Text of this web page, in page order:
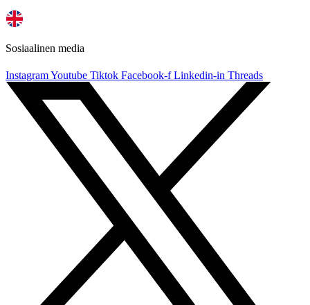
Sosiaalinen media
InstagramYoutube Tiktok Facebook-f Linkedin-in Threads